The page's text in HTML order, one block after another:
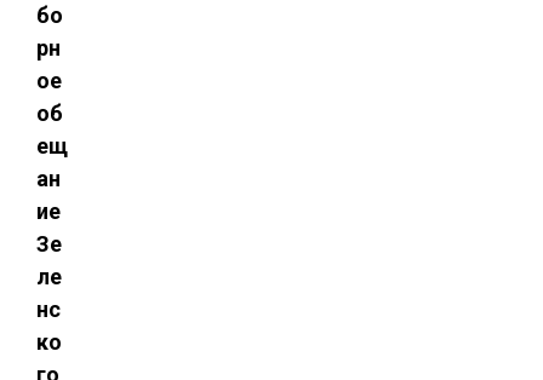
бо
рн
ое
об
ещ
ан
ие
Зе
ле
нс
ко
го